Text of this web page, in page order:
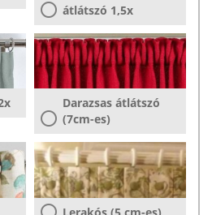
átlátszó 1,5x
Darazsas átlátszó
(7cm-es)